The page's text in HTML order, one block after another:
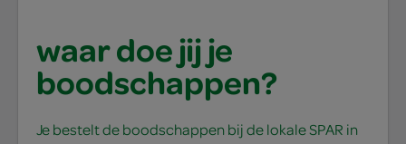
waar doe jij je
boodschappen?
Je bestelt de boodschappen bij de lokale SPAR in